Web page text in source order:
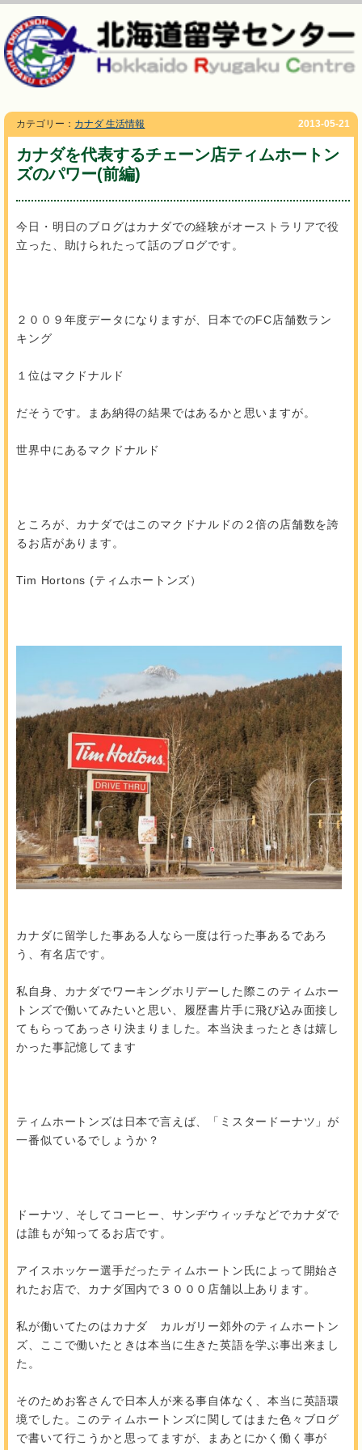
カテゴリー： カナダ 生活情報 2013-05-21
カナダを代表するチェーン店ティムホートン
ズのパワー(前編)
今日・明日のブログはカナダでの経験がオーストラリアで役
立った、助けられたって話のブログです。
２００９年度データになりますが、日本でのFC店舗数ラン
キング
１位はマクドナルド
だそうです。まあ納得の結果ではあるかと思いますが。
世界中にあるマクドナルド
ところが、カナダではこのマクドナルドの２倍の店舗数を誇
るお店があります。
Tim Hortons (ティムホートンズ）
カナダに留学した事ある人なら一度は行った事あるであろ
う、有名店です。
私自身、カナダでワーキングホリデーした際このティムホー
トンズで働いてみたいと思い、履歴書片手に飛び込み面接し
てもらってあっさり決まりました。本当決まったときは嬉し
かった事記憶してます
ティムホートンズは日本で言えば、「ミスタードーナツ」が
一番似ているでしょうか？
ドーナツ、そしてコーヒー、サンヂウィッチなどでカナダで
は誰もが知ってるお店です。
アイスホッケー選手だったティムホートン氏によって開始さ
れたお店で、カナダ国内で３０００店舗以上あります。
私が働いてたのはカナダ カルガリー郊外のティムホートン
ズ、ここで働いたときは本当に生きた英語を学ぶ事出来まし
た。
そのためお客さんで日本人が来る事自体なく、本当に英語環
境でした。このティムホートンズに関してはまた色々ブログ
で書いて行こうかと思ってますが、まあとにかく働く事が